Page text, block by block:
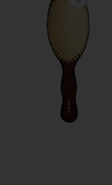
Favorite